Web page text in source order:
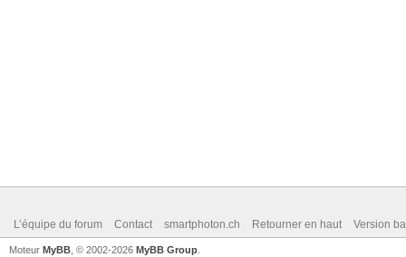
L’équipe du forum Contact smartphoton.ch Retourner en haut Version
Moteur MyBB , © 2002-2026 MyBB Group